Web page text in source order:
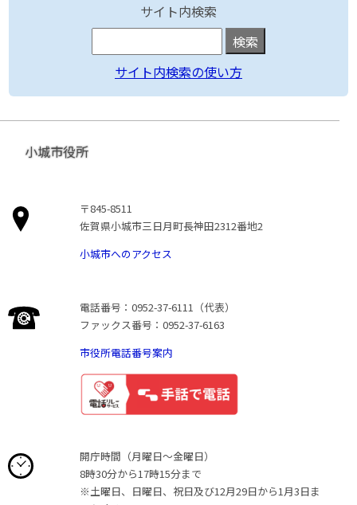
サイト内検索
サイト内検索の使い方
小城市役所
〒845-8511
佐賀県小城市三日月町長神田2312番地2
小城市へのアクセス
電話番号：0952-37-6111（代表）
ファックス番号：0952-37-6163
市役所電話番号案内
開庁時間（月曜日〜金曜日）
8時30分から17時15分まで
※土曜日、日曜日、祝日及び12月29日から1月3日ま